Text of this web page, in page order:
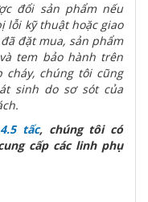
đổi sản phẩm nếu
lỗi kỹ thuật hoặc giao
đặt mua, sản phẩm
tem bảo hành trên
cháy, chúng tôi cũng
sinh do sơ sót của
tấc, chúng tôi có
cấp các linh phụ